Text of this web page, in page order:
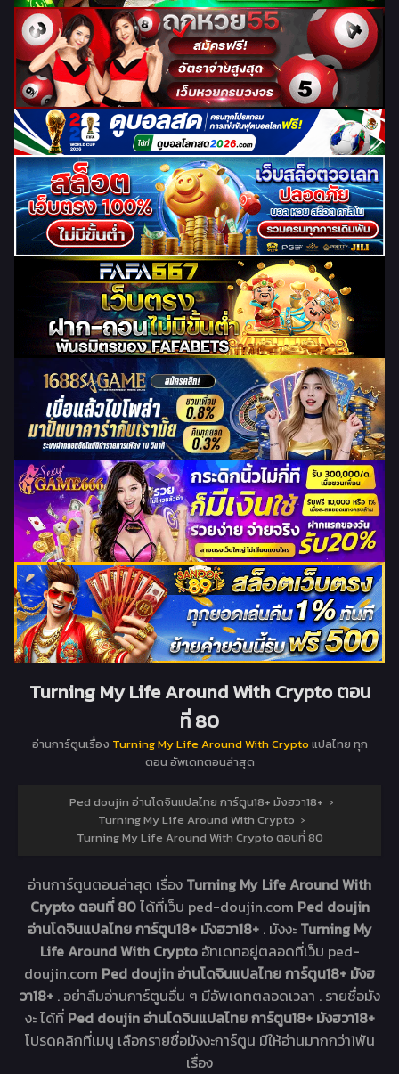
Turning My Life Around With Crypto ตอน
ที่ 80
อ่านการ์ตูนเรื่อง Turning My Life Around With Crypto แปลไทย ทุก
ตอน อัพเดทตอนล่าสุด
Ped doujin อ่านโดจินแปลไทย การ์ตูน18+ มังฮวา18+ ›
Turning My Life Around With Crypto ›
Turning My Life Around With Crypto ตอนที่ 80
อ่านการ์ตูนตอนล่าสุด เรื่อง Turning My Life Around With
Crypto ตอนที่ 80ได้ที่เว็บ ped-doujin.com Ped doujin
อ่านโดจินแปลไทย การ์ตูน18+ มังฮวา18+ . มังงะ Turning My
Life Around With Crypto อัทเดทอยู่ตลอดที่เว็บ ped-
doujin.com Ped doujin อ่านโดจินแปลไทย การ์ตูน18+ มังฮ
วา18+ . อย่าลืมอ่านการ์ตูนอื่น ๆ มีอัพเดทตลอดเวลา . รายชื่อมัง
งะ ได้ที่ Ped doujin อ่านโดจินแปลไทย การ์ตูน18+ มังฮวา18+
โปรดคลิกที่เมนู เลือกรายชื่อมังงะการ์ตูน มีให้อ่านมากกว่า1พัน
เรื่อง